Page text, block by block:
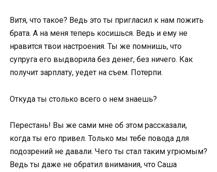
Витя, что такое? Ведь это ты пригласил к нам пожить
брата. А на меня теперь косишься. Ведь и ему не
нравится твои настроения. Ты же помнишь, что
супруга его выдворила без денег, без ничего. Как
получит зарплату, уедет на съем. Потерпи.
Откуда ты столько всего о нем знаешь?
Перестань! Вы же сами мне об этом рассказали,
когда ты его привел. Только мы тебе повода для
подозрений не давали. Чего ты стал таким угрюмым?
Ведь ты даже не обратил внимания, что Саша